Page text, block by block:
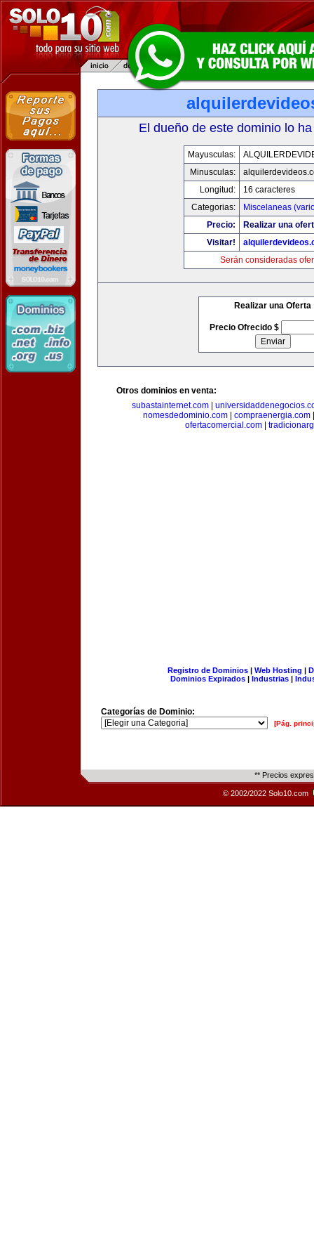
El dueño de este dominio lo
Mayusculas:
Minusculas:
Longitud:
16 caracteres
Categorias:
Miscelaneas
Precio:
Realizar una
Visitar!
Serán consideradas
Realizar una Oferta
Precio Ofrecido $
Otros dominios en venta:
subastainternet.com|
nomesdedominio.com| compraenergia.com
ofertacomercial.com
Registro de Dominios| Web Hosting |
Dominios Expirados | Industrias |
Categorías de Dominio:
[Pág.
** Precios
© 2002/2022 Solo10.com